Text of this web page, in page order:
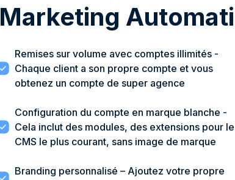
Marketing
Remises sur volume avec comptes illimités -
Chaque client a son propre compte et vous
obtenez un compte de super agence
Configuration du compte en marque blanche -
Cela inclut des modules, des extensions pour le
CMS le plus courant, sans image de marque
Branding personnalisé – Ajoutez votre propre